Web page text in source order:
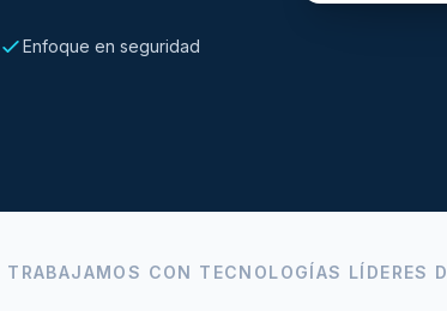
Enfoque en seguridad
TRABAJAMOS CON TECNOLOGÍAS LÍDERES